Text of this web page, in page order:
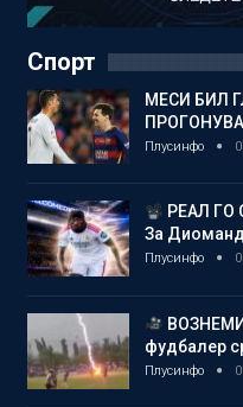
Спорт
МЕСИ БИЛ
Плусинфо
РЕАЛ
За
Плусинфо
фудбалер
Плусинфо